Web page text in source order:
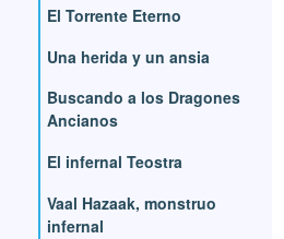
El Torrente Eterno
Una herida y un ansia
Buscando a los Dragones
Ancianos
El infernal Teostra
Vaal Hazaak, monstruo
infernal